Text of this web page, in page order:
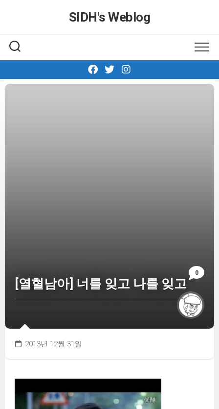
SIDH′s Weblog
0
[열혈남아] 너를 잊고 나를 잊고
2013년 12월 31일